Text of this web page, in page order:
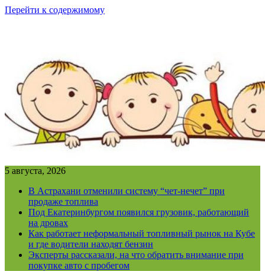
Перейти к содержимому
5 августа, 2026
В Астрахани отменили систему “чет-нечет” при
продаже топлива
Под Екатеринбургом появился грузовик, работающий
на дровах
Как работает неформальный топливный рынок на Кубе
и где водители находят бензин
Эксперты рассказали, на что обратить внимание при
покупке авто с пробегом